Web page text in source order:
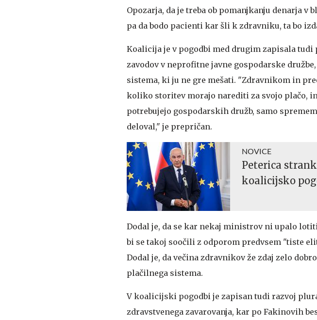
Opozarja, da je treba ob pomanjkanju denarja v
pa da bodo pacienti kar šli k zdravniku, ta bo
Koalicija je v pogodbi med drugim zapisala
zavodov v neprofitne javne gospodarske
sistema, ki ju ne gre mešati. "Zdravnikom in
koliko storitev morajo narediti za svojo plačo,
potrebujejo gospodarskih družb, samo
deloval," je prepričan.
NOVICE
Peterica
koalicijsko
Dodal je, da se kar nekaj ministrov ni upalo
bi se takoj soočili z odporom predvsem "tiste
Dodal je, da večina zdravnikov že zdaj zelo
plačilnega sistema.
V koalicijski pogodbi je zapisan tudi razvoj
zdravstvenega zavarovanja, kar po Fakinovih